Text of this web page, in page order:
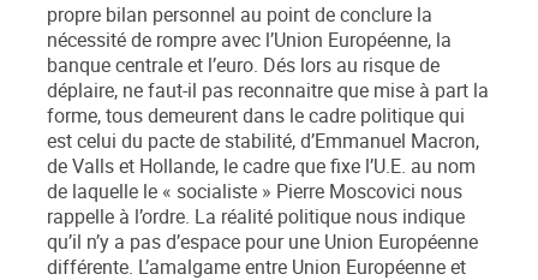
propre bilan personnel au point de conclure la
nécessité de rompre avec l’Union Européenne, la
banque centrale et l’euro. Dés lors au risque de
déplaire, ne faut-il pas reconnaitre que mise à part la
forme, tous demeurent dans le cadre politique qui
est celui du pacte de stabilité, d’Emmanuel Macron,
de Valls et Hollande, le cadre que fixe l’U.E. au nom
de laquelle le « socialiste » Pierre Moscovici nous
rappelle à l’ordre. La réalité politique nous indique
qu’il n’y a pas d’espace pour une Union Européenne
différente. L’amalgame entre Union Européenne et